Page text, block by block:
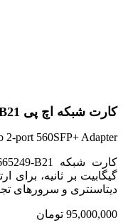
کارت شبکه اچ پی Ethernet 560SFP+ 665249-B21
2-port 560SFP+ Adapter
گیگابیت بر ثانیه، برای
دیتاسنتری و سرورهای
95,000,000 تومان